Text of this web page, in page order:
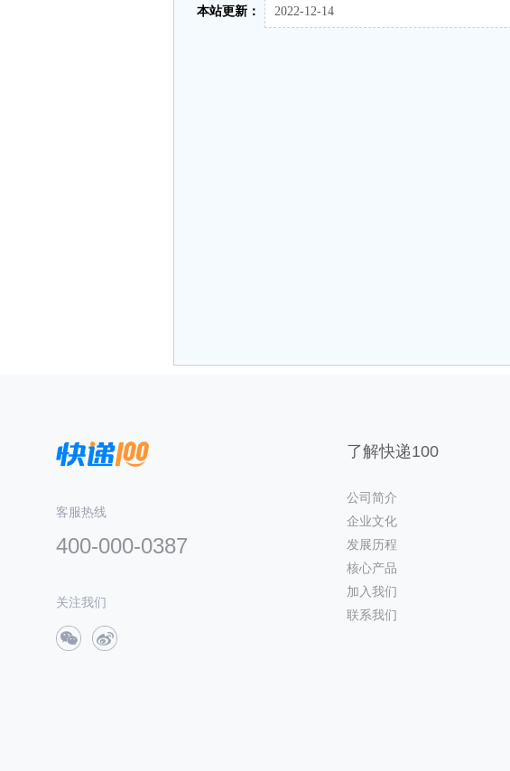
本站更新： 2022-12-14
客服热线
400-000-0387
关注我们
了解快递100
公司简介
企业文化
发展历程
核心产品
加入我们
联系我们